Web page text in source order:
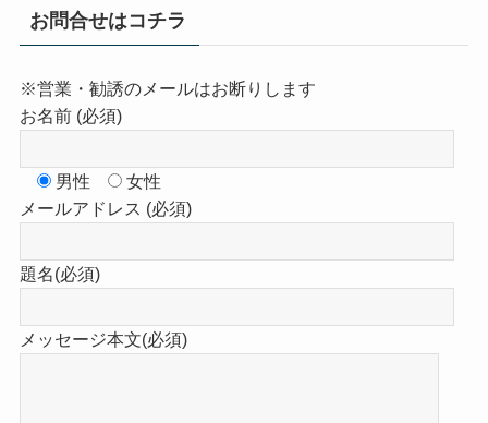
お問合せはコチラ
※営業・勧誘のメールはお断りします
お名前 (必須)
男性
女性
メールアドレス (必須)
題名(必須)
メッセージ本文(必須)